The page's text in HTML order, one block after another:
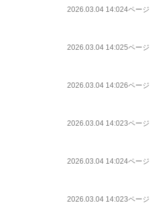
2026.03.04 14:024ページ
2026.03.04 14:025ページ
2026.03.04 14:026ページ
2026.03.04 14:023ページ
2026.03.04 14:024ページ
2026.03.04 14:023ページ